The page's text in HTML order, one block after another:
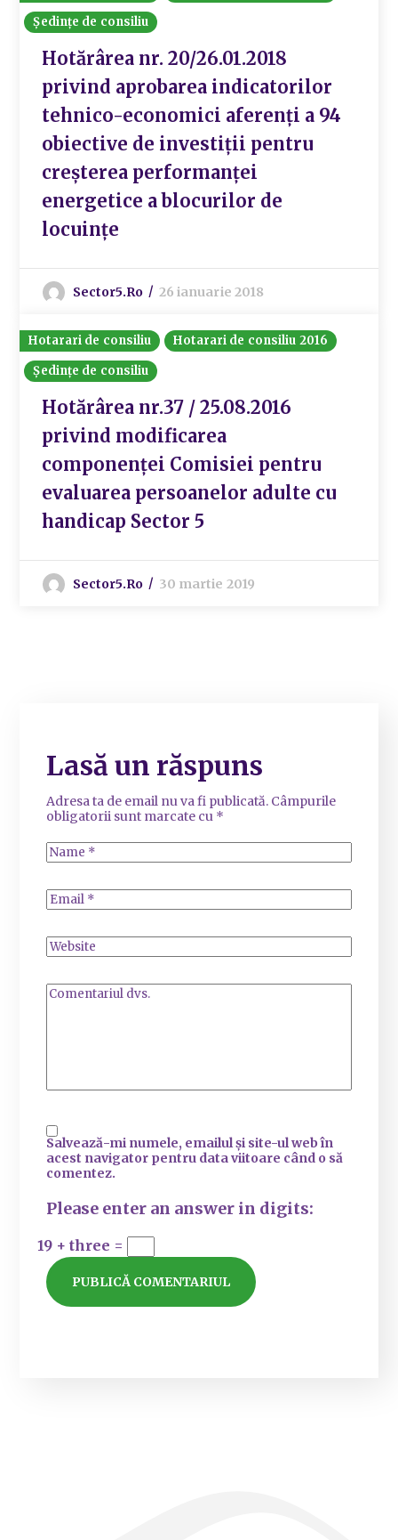
Ședințe de consiliu
Hotărârea nr. 20/26.01.2018
privind aprobarea indicatorilor
tehnico-economici aferenți a 94
obiective de investiții pentru
creșterea performanței
energetice a blocurilor de
locuințe
Sector5.ro 26 ianuarie 2018
Hotarari de consiliu
Hotarari de consiliu 2016
Ședințe de consiliu
Hotărârea nr.37 / 25.08.2016
privind modificarea
componenței Comisiei pentru
evaluarea persoanelor adulte cu
handicap Sector 5
Sector5.ro 30 martie 2019
Lasă un răspuns
Adresa ta de email nu va fi publicată. Câmpurile
obligatorii sunt marcate cu *
Salvează-mi numele, emailul și site-ul web în
acest navigator pentru data viitoare când o să
comentez.
Please enter an answer in digits:
19 + three =